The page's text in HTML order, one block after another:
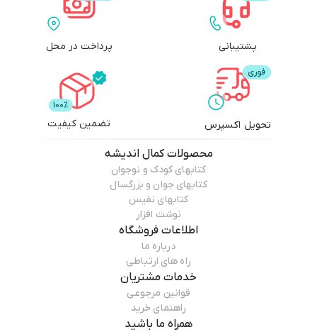
پشتیبانی پرداخت در محل
تحویل اکسپرس تضمین کیفیت
محصولاتکمال اندیشه
کتابهای کودک و نوجوان
کتابهای جوان و بزرگسال
کتابهای نفیس
نوشت افزار
اطلاعات فروشگاه
درباره ما
راه های ارتباطی
خدمات مشتریان
قوانین مرجوعی
راهنمای خرید
همراه ما باشید